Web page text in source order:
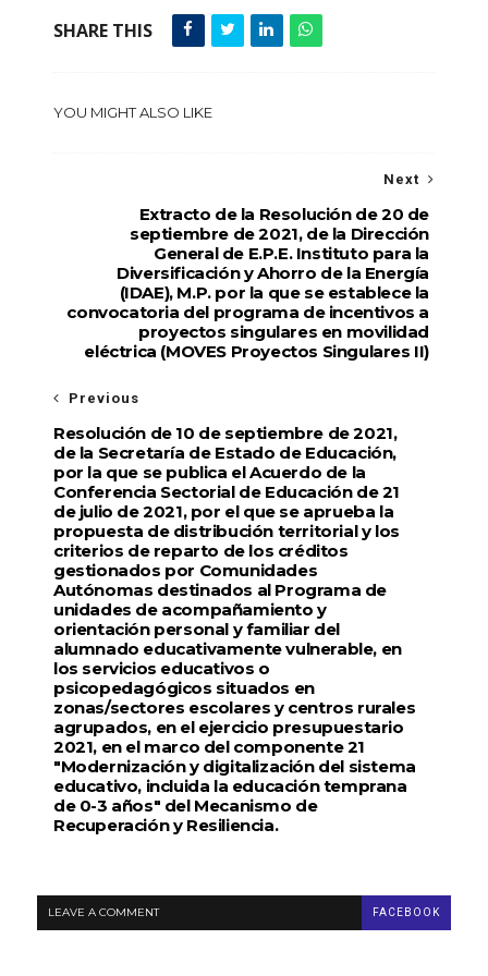
SHARE THIS
YOU MIGHT ALSO LIKE
Next
Extracto de la Resolución de 20 de
septiembre de 2021, de la Dirección
General de E.P.E. Instituto para la
Diversificación y Ahorro de la Energía
(IDAE), M.P. por la que se establece la
convocatoria del programa de incentivos a
proyectos singulares en movilidad
eléctrica (MOVES Proyectos Singulares II)
Previous
Resolución de 10 de septiembre de 2021,
de la Secretaría de Estado de Educación,
por la que se publica el Acuerdo de la
Conferencia Sectorial de Educación de 21
de julio de 2021, por el que se aprueba la
propuesta de distribución territorial y los
criterios de reparto de los créditos
gestionados por Comunidades
Autónomas destinados al Programa de
unidades de acompañamiento y
orientación personal y familiar del
alumnado educativamente vulnerable, en
los servicios educativos o
psicopedagógicos situados en
zonas/sectores escolares y centros rurales
agrupados, en el ejercicio presupuestario
2021, en el marco del componente 21
"Modernización y digitalización del sistema
educativo, incluida la educación temprana
de 0-3 años" del Mecanismo de
Recuperación y Resiliencia.
LEAVE A COMMENT FACEBOOK